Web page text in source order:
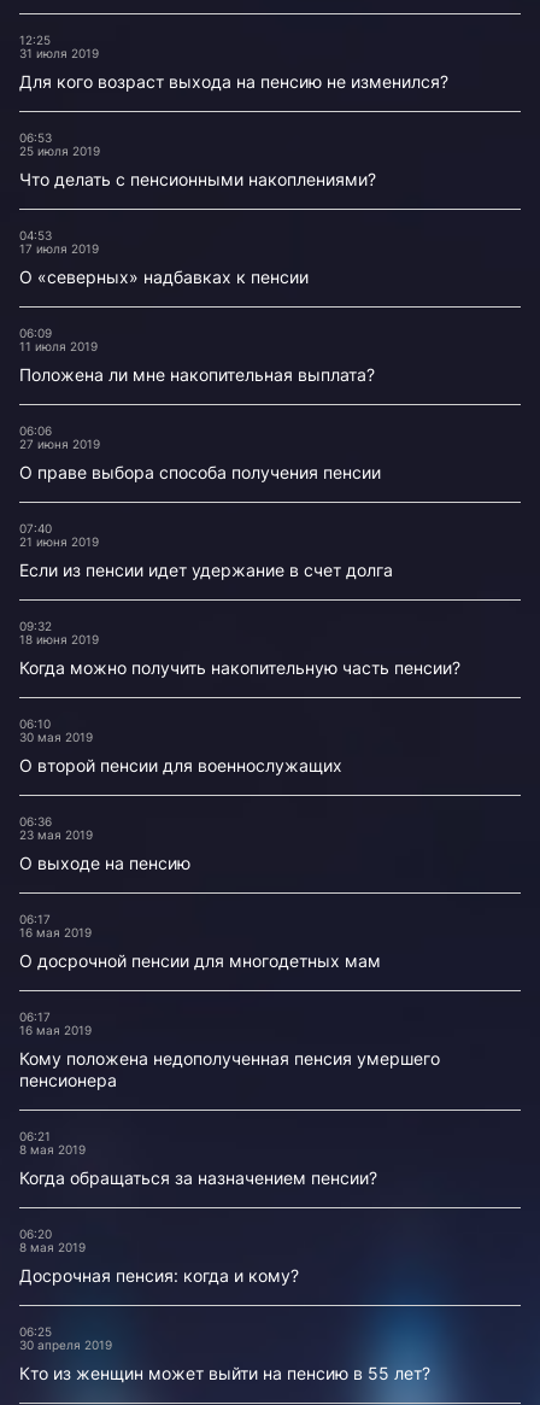
12:25
31 июля 2019
Для кого возраст выхода на пенсию не изменился?
06:53
25 июля 2019
Что делать с пенсионными накоплениями?
04:53
17 июля 2019
О «северных» надбавках к пенсии
06:09
11 июля 2019
Положена ли мне накопительная выплата?
06:06
27 июня 2019
О праве выбора способа получения пенсии
07:40
21 июня 2019
Если из пенсии идет удержание в счет долга
09:32
18 июня 2019
Когда можно получить накопительную часть пенсии?
06:10
30 мая 2019
О второй пенсии для военнослужащих
06:36
23 мая 2019
О выходе на пенсию
06:17
16 мая 2019
О досрочной пенсии для многодетных мам
06:17
16 мая 2019
Кому положена недополученная пенсия умершего
пенсионера
06:21
8 мая 2019
Когда обращаться за назначением пенсии?
06:20
8 мая 2019
Досрочная пенсия: когда и кому?
06:25
30 апреля 2019
Кто из женщин может выйти на пенсию в 55 лет?